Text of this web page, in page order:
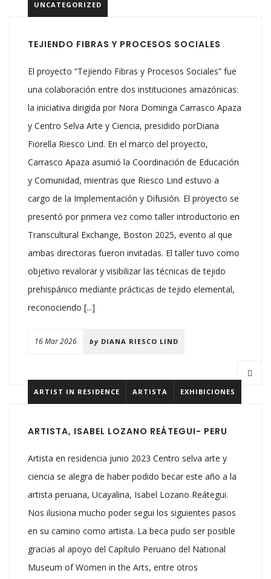
UNCATEGORIZED
TEJIENDO FIBRAS Y PROCESOS SOCIALES
El proyecto “Tejiendo Fibras y Procesos Sociales” fue
una colaboración entre dos instituciones amazónicas:
la iniciativa dirigida por Nora Dominga Carrasco Apaza
y Centro Selva Arte y Ciencia, presidido porDiana
Fiorella Riesco Lind. En el marco del proyecto,
Carrasco Apaza asumió la Coordinación de Educación
y Comunidad, mientras que Riesco Lind estuvo a
cargo de la Implementación y Difusión. El proyecto se
presentó por primera vez como taller introductorio en
Transcultural Exchange, Boston 2025, evento al que
ambas directoras fueron invitadas. El taller tuvo como
objetivo revalorar y visibilizar las técnicas de tejido
prehispánico mediante prácticas de tejido elemental,
reconociendo [...]
16 Mar 2026 by DIANA RIESCO LIND
ARTIST IN RESIDENCE ARTISTA EXHIBICIONES
ARTISTA, ISABEL LOZANO REÁTEGUI- PERU
Artista en residencia junio 2023 Centro selva arte y
ciencia se alegra de haber podido becar este año a la
artista peruana, Ucayalina, Isabel Lozano Reátegui.
Nos ilusiona mucho poder segui los siguientes pasos
en su camino como artista. La beca pudo ser posible
gracias al apoyo del Capítulo Peruano del National
Museum of Women in the Arts, entre otros